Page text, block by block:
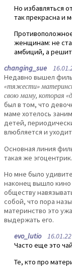
Но избавляться
так прекрасна и
женщинам: не
амбиций, а
changing_sue
Недавно вышел
«тяжести»
свою маму, которая
был в том, что
маме хотелось
детей,
влюбляется и
Основная линия
такая же
Но мне было
наконец вышло
обществу
собой, что пора
материнство это
выдержать его.
evo_lutio16.01.22
Часто еще это
Те, кто про